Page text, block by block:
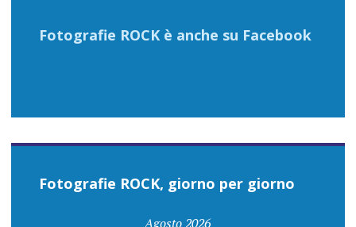
Fotografie ROCK è anche su Facebook
Fotografie ROCK, giorno per giorno
Agosto 2026